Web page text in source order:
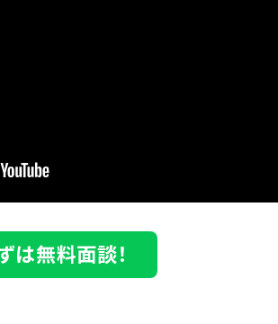
は無料面談！